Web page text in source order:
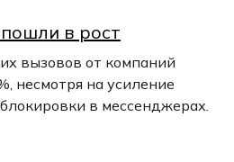
в рост
вызовов от компаний
несмотря на усиление
в мессенджерах.